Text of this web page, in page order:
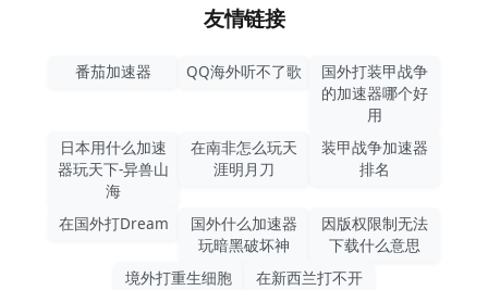
友情链接
番茄加速器 QQ海外听不了歌
国外打装甲战争
的加速器哪个好
用
日本用什么加速
器玩天下-异兽山
海
在南非怎么玩天
涯明月刀
装甲战争加速器
排名
在国外打Dream
国外什么加速器
玩暗黑破坏神
因版权限制无法
下载什么意思
境外打重生细胞
在新西兰打不开